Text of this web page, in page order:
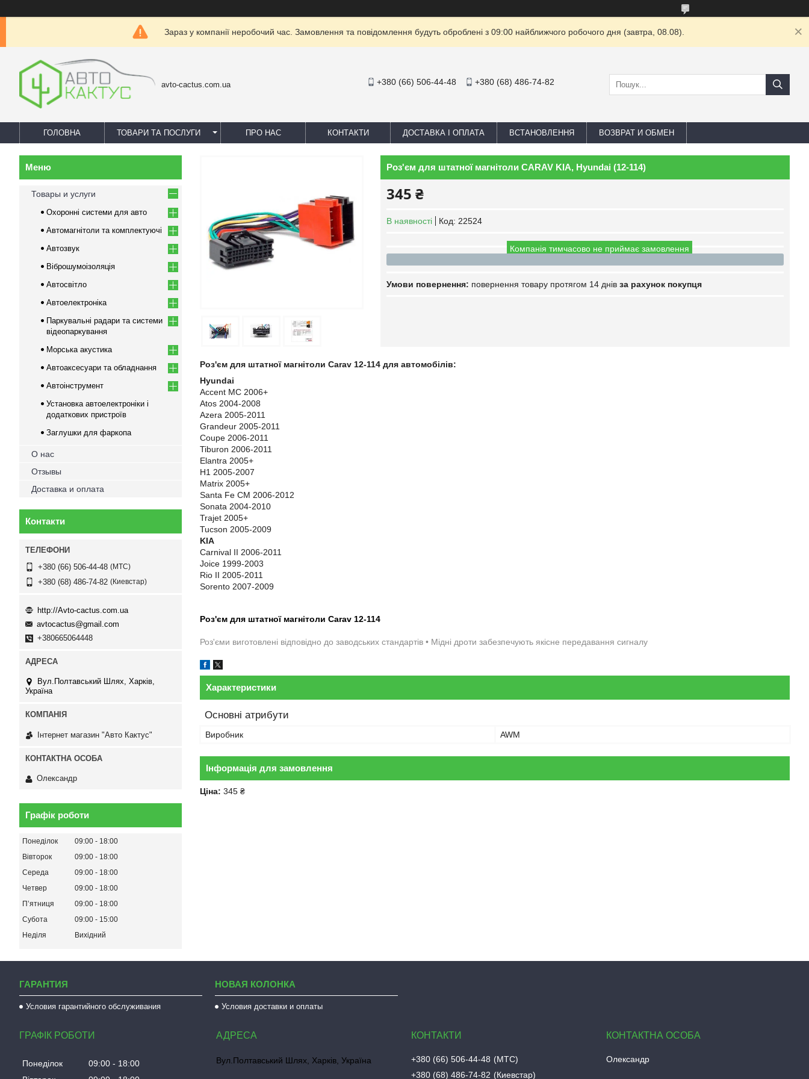
Зараз у компанії неробочий час. Замовлення та повідомлення будуть оброблені з 09:00 найближчого робочого дня (завтра, 08.08).
avto-cactus.com.ua +380 (66) 506-44-48 +380 (68) 486-74-82
ГОЛОВНА ТОВАРИ ТА ПОСЛУГИ ПРО НАС КОНТАКТИ ДОСТАВКА І ОПЛАТА ВСТАНОВЛЕННЯ ВОЗВРАТ И ОБМЕН
Роз'єм для штатної магнітоли CARAV KIA, Hyundai (12-114)
345 ₴
В наявності Код: 22524
Компанія тимчасово не приймає замовлення
повернення товару протягом 14 днів за рахунок покупця
Роз'єм для штатної магнітоли Carav 12-114 для автомобілів:
Hyundai
Accent MC 2006+
Atos 2004-2008
Azera 2005-2011
Grandeur 2005-2011
Coupe 2006-2011
Tiburon 2006-2011
Elantra 2005+
H1 2005-2007
Matrix 2005+
Santa Fe CM 2006-2012
Sonata 2004-2010
Trajet 2005+
Tucson 2005-2009
KIA
Carnival II 2006-2011
Joice 1999-2003
Rio II 2005-2011
Sorento 2007-2009
Роз'єм для штатної магнітоли Carav 12-114
Роз'єми виготовлені відповідно до заводських стандартів • Мідні дроти забезпечують якісне передавання сигналу
Характеристики
Основні атрибути
Виробник AWM
Інформація для замовлення
Ціна: 345 ₴
Товары и услуги
Охоронні системи для авто
Автомагнітоли та комплектуючі
Автозвук
Віброшумоізоляція
Автосвітло
Автоелектроніка
Паркувальні радари та системи
відеопаркування
Морська акустика
Автоаксесуари та обладнання
Автоінструмент
Установка автоелектроніки і
додаткових пристроїв
Заглушки для фаркопа
О нас
Отзывы
Доставка и оплата
Контакти
+380 (66) 506-44-48 МТС
+380 (68) 486-74-82 Киевстар
http://Avto-cactus.com.ua
avtocactus@gmail.com
+380665064448
Вул.Полтавський Шлях, Харків,
Україна
Інтернет магазин "Авто Кактус"
Олександр
Графік роботи
Понеділок 09:00
18:00
Вівторок
09:00
18:00
Середа
09:00
18:00
Четвер
09:00
18:00
Пʼятниця
09:00
18:00
Субота
09:00
15:00
Неділя
Вихідний
ГАРАНТИЯ
Условия гарантийного обслуживания
НОВАЯ КОЛОНКА
Условия доставки и оплаты
ГРАФІК РОБОТИ
Понеділок 09:00
18:00
Вул.Полтавський Шлях, Харків, Україна +380 (66) 506-44-48
МТС
+380 (68) 486-74-82
Киевстар
Олександр